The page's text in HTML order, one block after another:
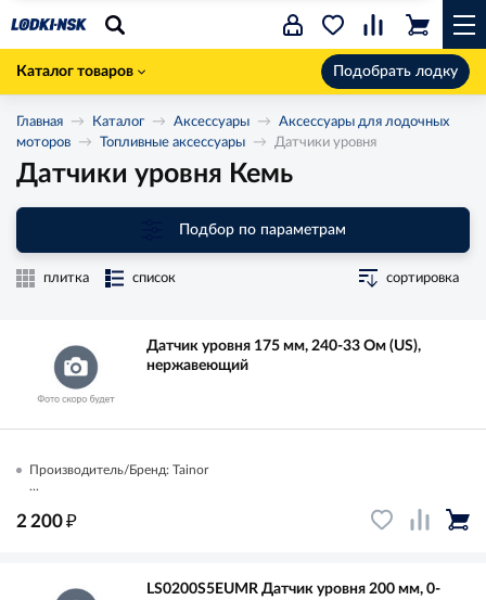
Каталог товаров Подобрать лодку
Главная Каталог Аксессуары
Аксессуары для лодочных
моторов
Топливные аксессуары Датчики уровня
Датчики уровня Кемь
Подбор по параметрам
плитка список сортировка
Датчик уровня 175 мм, 240-33 Ом (US),
нержавеющий
Производитель/Бренд: Tainor
...
2 200₽
LS0200S5EUMR Датчик уровня 200 мм, 0-